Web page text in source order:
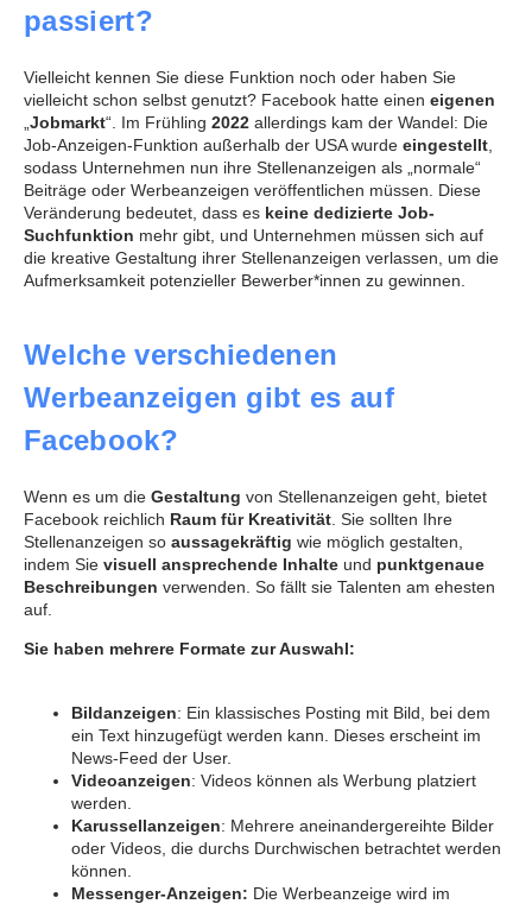
passiert?
Vielleicht kennen Sie diese Funktion noch oder haben Sie
vielleicht schon selbst genutzt? Facebook hatte einen eigenen
„Jobmarkt“. Im Frühling 2022 allerdings kam der Wandel: Die
Job-Anzeigen-Funktion außerhalb der USA wurde eingestellt,
sodass Unternehmen nun ihre Stellenanzeigen als „normale“
Beiträge oder Werbeanzeigen veröffentlichen müssen. Diese
Veränderung bedeutet, dass es keine dedizierte Job-
Suchfunktion mehr gibt, und Unternehmen müssen sich auf
die kreative Gestaltung ihrer Stellenanzeigen verlassen, um die
Aufmerksamkeit potenzieller Bewerber*innen zu gewinnen.
Welche verschiedenen
Werbeanzeigen gibt es auf
Facebook?
Wenn es um die Gestaltung von Stellenanzeigen geht, bietet
Facebook reichlich Raum für Kreativität . Sie sollten Ihre
Stellenanzeigen so aussagekräftig wie möglich gestalten,
indem Sie visuell ansprechende Inhalte und punktgenaue
Beschreibungen verwenden. So fällt sie Talenten am ehesten
auf.
Sie haben mehrere Formate zur Auswahl:
Bildanzeigen: Ein klassisches Posting mit Bild, bei dem
ein Text hinzugefügt werden kann. Dieses erscheint im
News-Feed der User.
Videoanzeigen: Videos können als Werbung platziert
werden.
Karussellanzeigen: Mehrere aneinandergereihte Bilder
oder Videos, die durchs Durchwischen betrachtet werden
können.
Messenger-Anzeigen: Die Werbeanzeige wird im